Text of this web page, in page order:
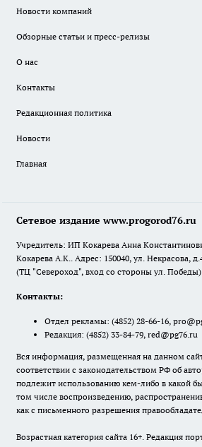
Новости компаний
Обзорные статьи и пресс-релизы
О нас
Контакты
Редакционная политика
Новости
Главная
Сетевое издание www.progorod76.ru
Учредитель: ИП Кокарева Анна
Кокарева А.К.. Адрес: 150040, ул. Некрасова,
(ТЦ "Североход", вход со стороны ул. Победы)
Контакты:
Отдел рекламы: (4852) 28-66-16,
Редакция: (4852) 33-84-79, red@pg76.ru
Вся информация, размещенная на данном
соответствии с законодательством РФ об
подлежит использованию кем-либо в какой
том числе воспроизведению,
как с письменного разрешения
Возрастная категория сайта 16+. Редакция